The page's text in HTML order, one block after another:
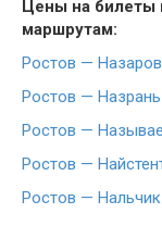
Цены на билеты
маршрутам:
Ростов —
Ростов — Назрань
Ростов —
Ростов —
Ростов — Нальчик